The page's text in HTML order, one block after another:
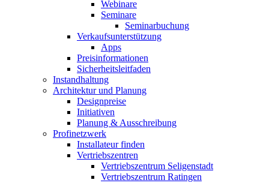
Webinare
Seminare
Seminarbuchung
Verkaufsunterstützung
Apps
Preisinformationen
Sicherheitsleitfaden
Instandhaltung
Architektur und Planung
Designpreise
Initiativen
Planung & Ausschreibung
Profinetzwerk
Installateur finden
Vertriebszentren
Vertriebszentrum Seligenstadt
Vertriebszentrum Ratingen